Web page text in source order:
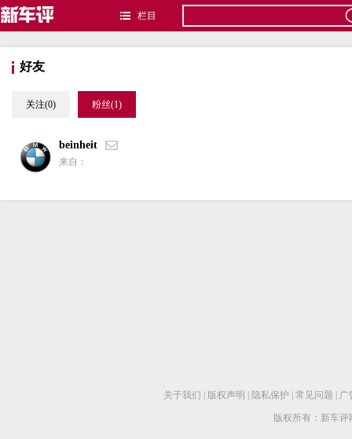
栏目
好友
关注(0) 粉丝(1)
beinheit
来自：
关于我们 版权声明 隐私保护 常见问题 广
版权所有：新车评